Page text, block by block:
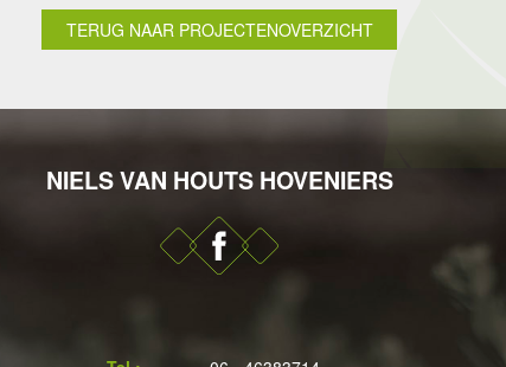
TERUG NAAR PROJECTENOVERZICHT
NIELS VAN HOUTS HOVENIERS